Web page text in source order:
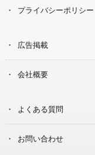
プライバシーポリシー
広告掲載
会社概要
よくある質問
お問い合わせ